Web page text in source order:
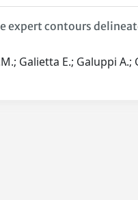
expert contours
Galietta E.; Galuppi A.;